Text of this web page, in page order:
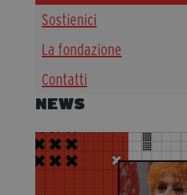
Diventa Partner
Dona
Fondazione Trame
Chi Siamo
Civico Trame
NEWS
Sostienici
La fondazione
Contatti